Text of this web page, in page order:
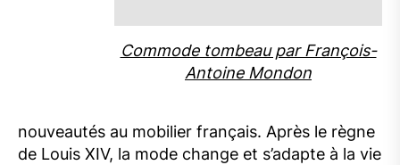
Commode tombeau par François-
Antoine Mondon
nouveautés au mobilier français. Après le règne
de Louis XIV, la mode change et s’adapte à la vie